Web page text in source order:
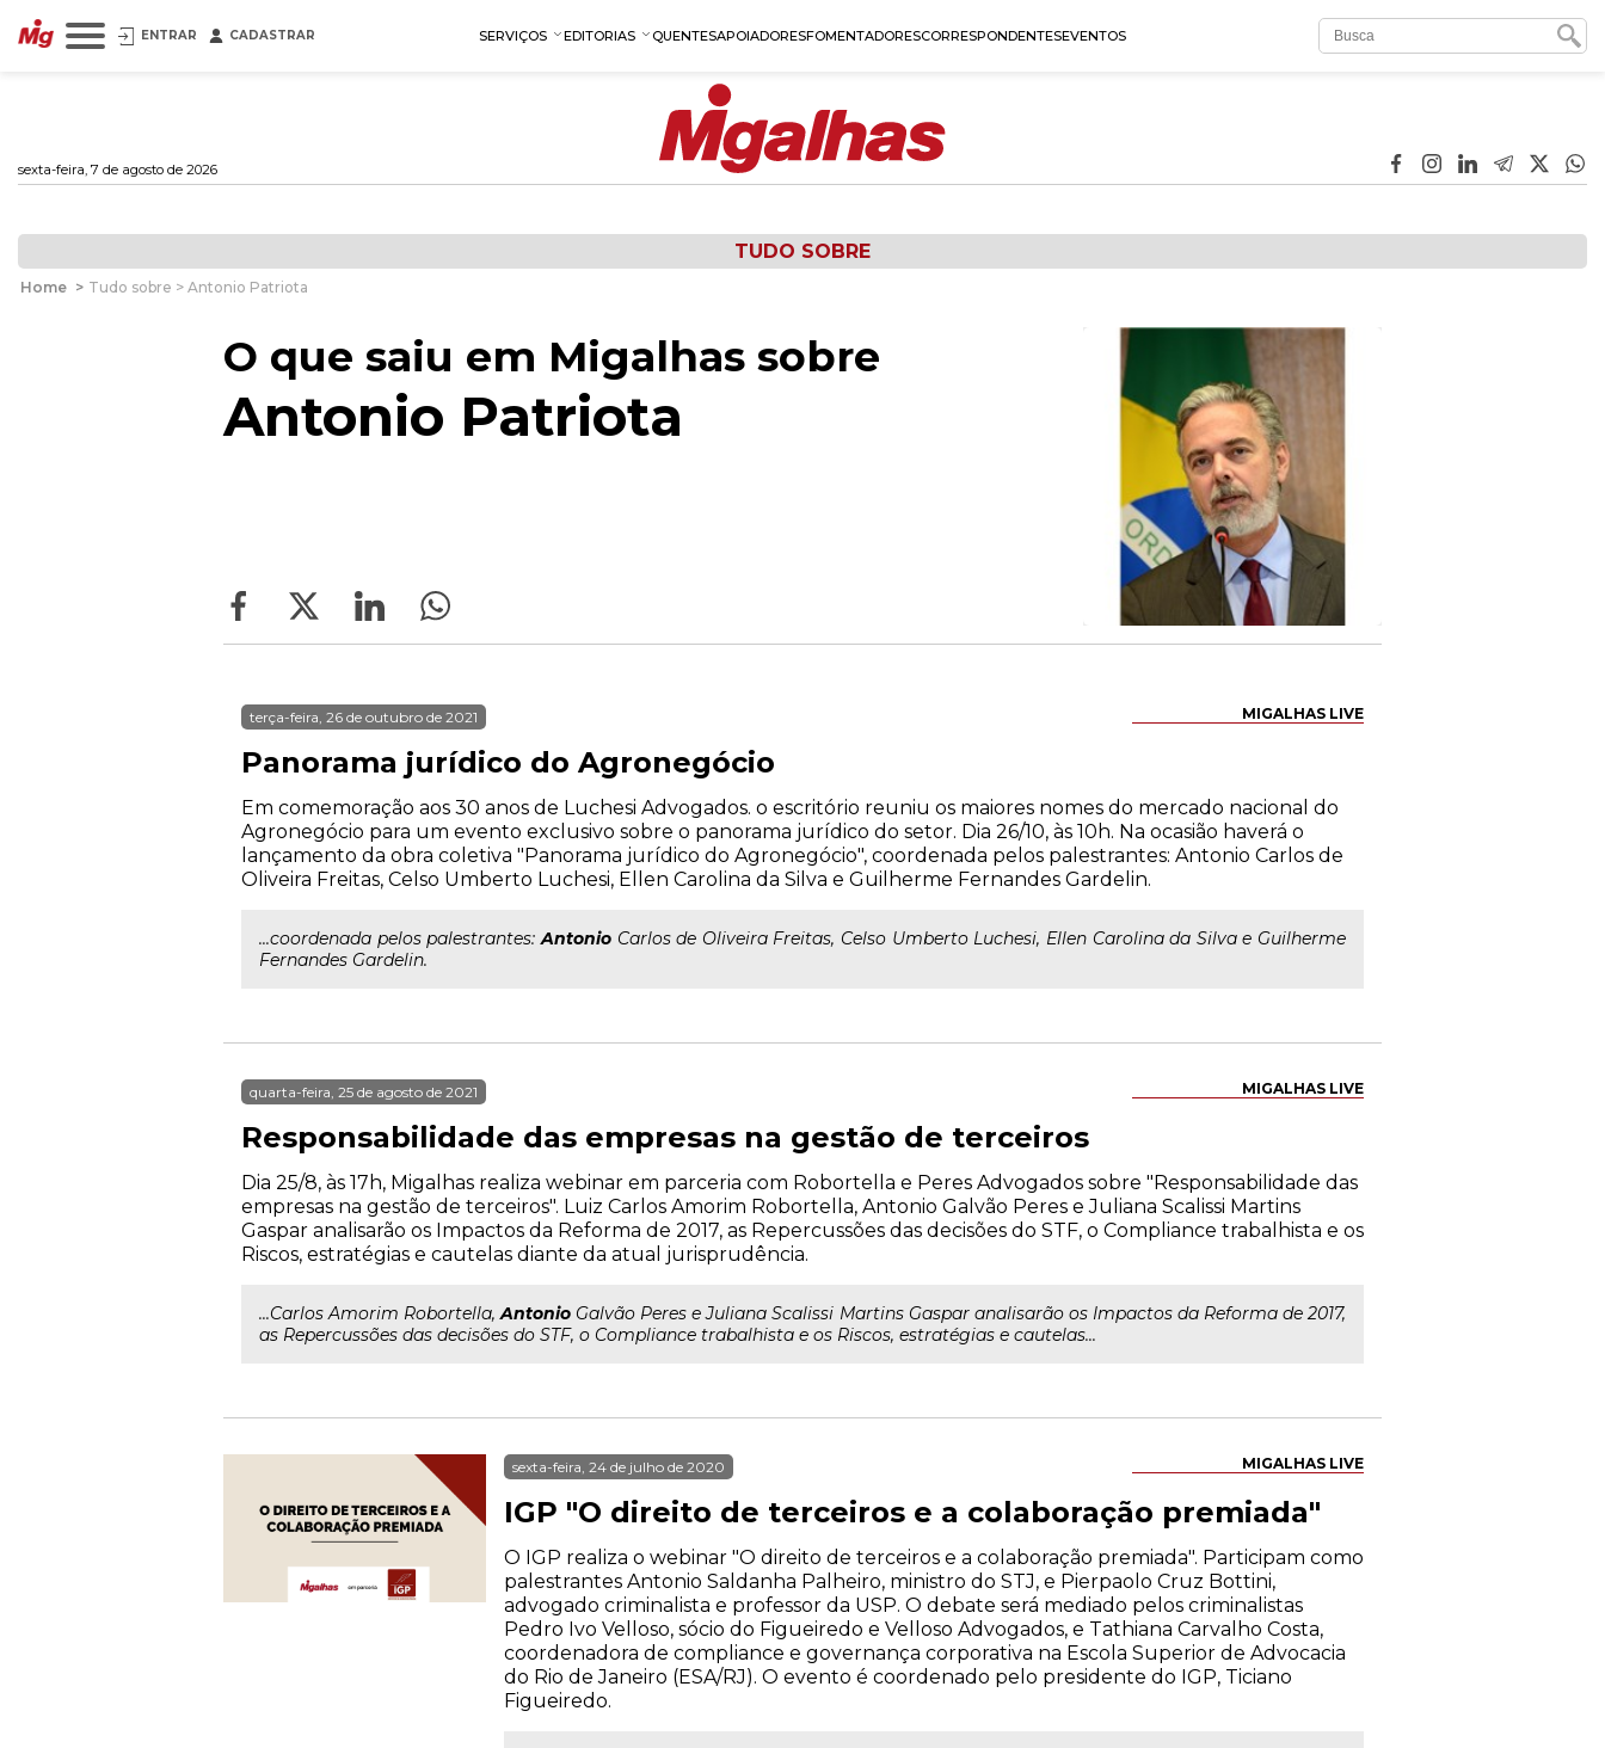
ENTRAR CADASTRAR SERVIÇOS EDITORIAS QUENTESAPOIADORESFOMENTADORESCORRESPONDENTESEVENTOS
sexta-feira, 7 de agosto de 2026
TUDO SOBRE
Home > Tudo sobre > Antonio Patriota
O que saiu em Migalhas sobre
Antonio Patriota
MIGALHAS LIVE
terça-feira, 26 de outubro de 2021
Panorama jurídico do Agronegócio
Em comemoração aos 30 anos de Luchesi Advogados. o escritório reuniu os maiores nomes do mercado nacional do
Agronegócio para um evento exclusivo sobre o panorama jurídico do setor. Dia 26/10, às 10h. Na ocasião haverá o
lançamento da obra coletiva "Panorama jurídico do Agronegócio", coordenada pelos palestrantes: Antonio Carlos de
Oliveira Freitas, Celso Umberto Luchesi, Ellen Carolina da Silva e Guilherme Fernandes Gardelin.
...coordenada pelos palestrantes:AntonioCarlos de Oliveira Freitas, Celso Umberto Luchesi, Ellen Carolina da Silva e Guilherme
Fernandes Gardelin.
MIGALHAS LIVE
quarta-feira, 25 de agosto de 2021
Responsabilidade das empresas na gestão de terceiros
Dia 25/8, às 17h, Migalhas realiza webinar em parceria com Robortella e Peres Advogados sobre "Responsabilidade das
empresas na gestão de terceiros". Luiz Carlos Amorim Robortella, Antonio Galvão Peres e Juliana Scalissi Martins
Gaspar analisarão os Impactos da Reforma de 2017, as Repercussões das decisões do STF, o Compliance trabalhista e os
Riscos, estratégias e cautelas diante da atual jurisprudência.
...Carlos Amorim Robortella,Antonio Galvão Peres e Juliana Scalissi Martins Gaspar analisarão os Impactos da Reforma de 2017,
as Repercussões das decisões do STF, o Compliance trabalhista e os Riscos, estratégias e cautelas...
MIGALHAS LIVE
sexta-feira, 24 de julho de 2020
IGP "O direito de terceiros e a colaboração premiada"
O IGP realiza o webinar "O direito de terceiros e a colaboração premiada". Participam como
palestrantes Antonio Saldanha Palheiro, ministro do STJ, e Pierpaolo Cruz Bottini,
advogado criminalista e professor da USP. O debate será mediado pelos criminalistas
Pedro Ivo Velloso, sócio do Figueiredo e Velloso Advogados, e Tathiana Carvalho Costa,
coordenadora de compliance e governança corporativa na Escola Superior de Advocacia
do Rio de Janeiro (ESA/RJ). O evento é coordenado pelo presidente do IGP, Ticiano
Figueiredo.